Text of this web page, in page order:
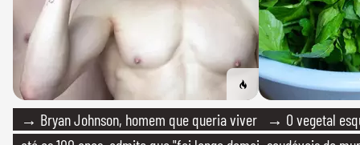
→ Bryan Johnson, homem que queria viver
→ O vegetal